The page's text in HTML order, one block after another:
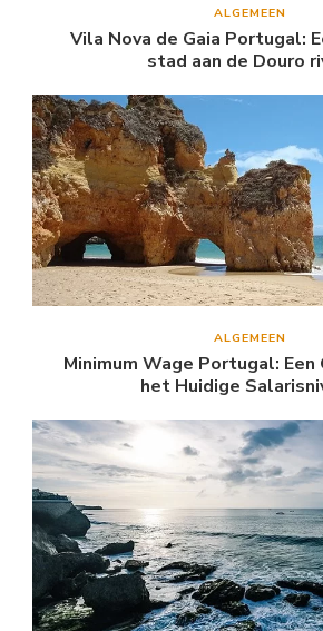
ALGEMEEN
Vila Nova de Gaia Portugal:
stad aan de Douro
ALGEMEEN
Minimum Wage Portugal: Een
het Huidige